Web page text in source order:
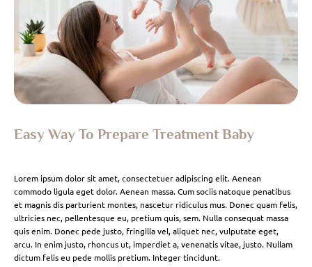
Easy Way To Prepare Treatment Baby
Lorem ipsum dolor sit amet, consectetuer adipiscing elit. Aenean
commodo ligula eget dolor. Aenean massa. Cum sociis natoque penatibus
et magnis dis parturient montes, nascetur ridiculus mus. Donec quam felis,
ultricies nec, pellentesque eu, pretium quis, sem. Nulla consequat massa
quis enim. Donec pede justo, fringilla vel, aliquet nec, vulputate eget,
arcu. In enim justo, rhoncus ut, imperdiet a, venenatis vitae, justo. Nullam
dictum felis eu pede mollis pretium. Integer tincidunt.